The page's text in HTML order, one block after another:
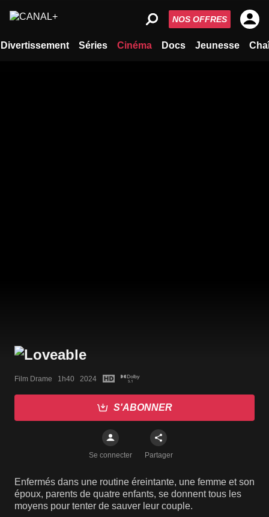
Divertissement Séries Cinéma Docs Jeunesse
NOS OFFRES
Film Drame   1h40   2024
S'ABONNER
Se connecter Partager
Enfermés dans une routine éreintante, une femme et son
époux, parents de quatre enfants, se donnent tous les
moyens pour tenter de sauver leur couple.